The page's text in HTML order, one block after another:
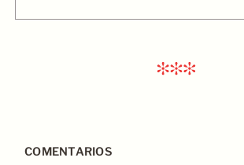
COMENTARIOS